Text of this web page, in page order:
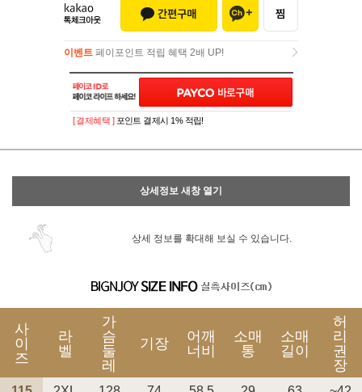
이벤트 페이포인트 적립 혜택 2배 UP!
이벤트페이포인트 적립 혜택 2배 UP!
[ 결제혜택 ] 포인트 결제시 1% 적립!
상세정보 새창 열기
상세 정보를 확대해 보실 수 있습니다.
사
이
즈
라
벨
가
슴
둘
레
기장
어깨
너비
소매
통
소매
길이
허
리
권
장